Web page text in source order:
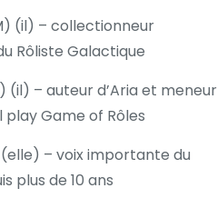
) (il) – collectionneur
Rôliste Galactique
) (il) – auteur d’Aria et meneur
play Game of Rôles
– voix importante du
plus de 10 ans